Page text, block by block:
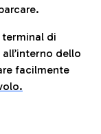
di
dello
facilmente